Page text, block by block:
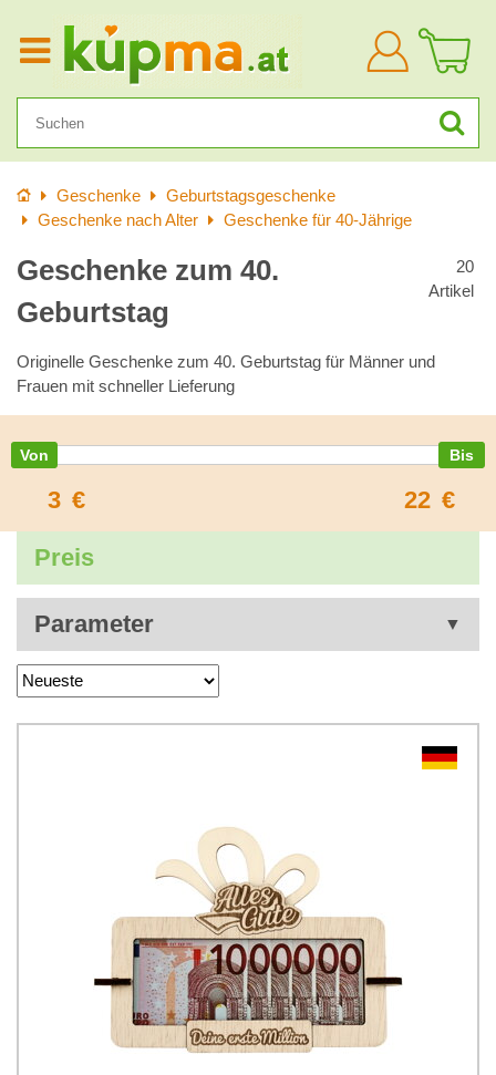
Anmelden
StartseiteGeschenke
Geburtstagsgeschenke
Geschenke nach Alter
Geschenke für 40-Jährige
Geschenke zum 40.
Geburtstag
20
Artikel
Originelle Geschenke zum 40. Geburtstag für Männer und
Frauen mit schneller Lieferung
3 € 22 €
Preis
Parameter